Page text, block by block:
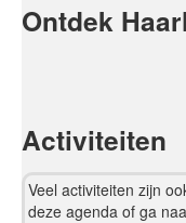
Ontdek
Activiteiten
Veel activiteiten zijn
deze agenda of ga